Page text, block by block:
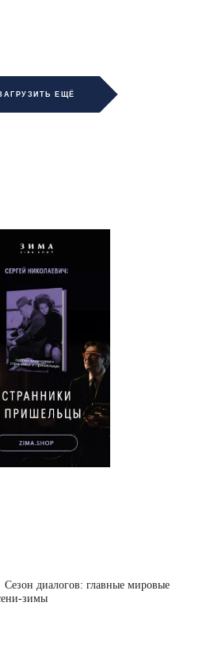
ЕЩЁ
Сезон диалогов: главные мировые
зимы